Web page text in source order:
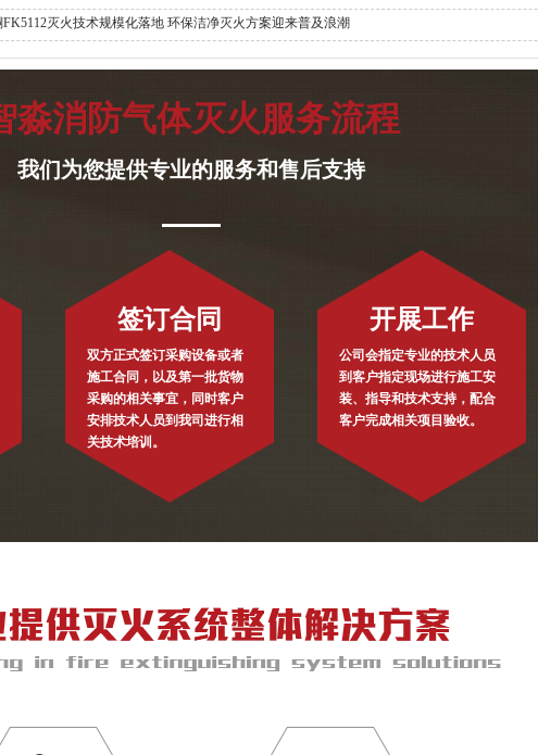
灭火技术规模化落地 环保洁净灭火方案迎来普及浪潮
淼消防气体灭火服务流程
我们为您提供专业的服务和售后支持
签订合同
双方正式签订采购设备或者
施工合同，以及第一批货物
采购的相关事宜，同时客户
安排技术人员到我司进行相
关技术培训。
开展工作
公司会指定专业的技术人员
到客户指定现场进行施工安
装、指导和技术支持，配合
客户完成相关项目验收。